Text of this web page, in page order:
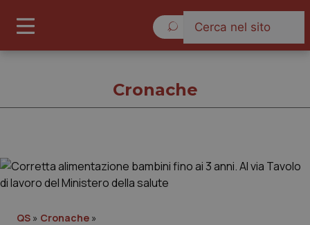
Cronache
QS » Cronache »